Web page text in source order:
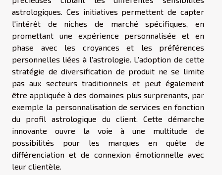
astrologiques. Ces initiatives permettent de capter
l'intérêt de niches de marché spécifiques, en
promettant une expérience personnalisée et en
phase avec les croyances et les préférences
personnelles liées à l'astrologie. L'adoption de cette
stratégie de diversification de produit ne se limite
pas aux secteurs traditionnels et peut également
être appliquée à des domaines plus surprenants, par
exemple la personnalisation de services en fonction
du profil astrologique du client. Cette démarche
innovante ouvre la voie à une multitude de
possibilités pour les marques en quête de
différenciation et de connexion émotionnelle avec
leur clientèle.